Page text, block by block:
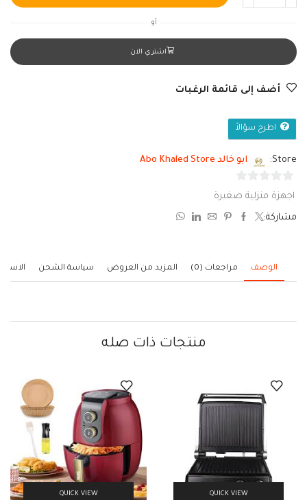
أو
اشتري الان
أضف إلى قائمة الرغبات
اطرح سؤالاً
Store: ابو خالد Abo Khaled Store
اجهزة منزلية صغيرة
مشاركة:
الوصف مراجعات (0) المزيد من العروض سياسة الشحن
منتجات ذات صله
QUICK VIEW
QUICK VIEW